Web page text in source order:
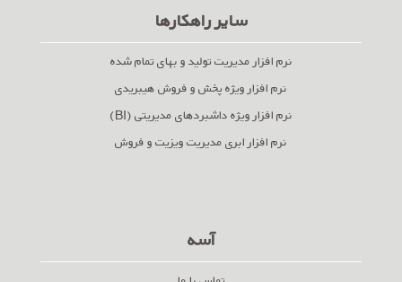
سایر راهکارها
نرم افزار مدیریت تولید و بهای تمام شده
نرم افزار ویژه پخش و فروش هیبریدی
نرم افزار ویژه داشبردهای مدیریتی (BI)
نرم افزار ابری مدیریت ویزیت و فروش
آسه